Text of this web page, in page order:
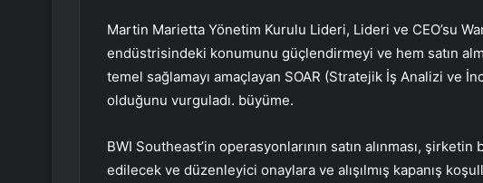
Martin Marietta Yönetim Kurulu Lideri, Lideri ve CEO’su
endüstrisindeki konumunu güçlendirmeyi ve hem satın
temel sağlamayı amaçlayan SOAR (Stratejik İş Analizi ve
olduğunu vurguladı. büyüme.
BWI Southeast’in operasyonlarının satın alınması,
edilecek ve düzenleyici onaylara ve alışılmış kapanış